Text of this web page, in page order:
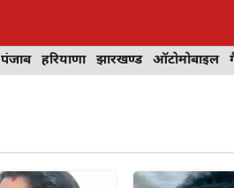
पंजाब हरियाणा झारखण्ड ऑटोमोबाइल